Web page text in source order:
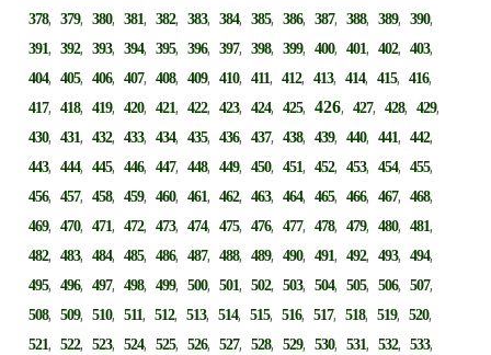
378,379,380,381,382,383,384,385,386,387,388,389,390,
391,392,393,394,395,396,397,398,399,400,401,402,403,
404,405,406,407,408,409,410,411,412,413,414,415,416,
417,418,419,420,421,422,423,424,425,426,427,428,429,
430,431,432,433,434,435,436,437,438,439,440,441,442,
443,444,445,446,447,448,449,450,451,452,453,454,455,
456,457,458,459,460,461,462,463,464,465,466,467,468,
469,470,471,472,473,474,475,476,477,478,479,480,481,
482,483,484,485,486,487,488,489,490,491,492,493,494,
495,496,497,498,499,500,501,502,503,504,505,506,507,
508,509,510,511,512,513,514,515,516,517,518,519,520,
521,522,523,524,525,526,527,528,529,530,531,532,533,